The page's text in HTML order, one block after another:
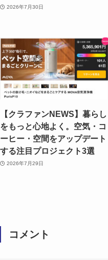
2026年7月30日
【クラファンNEWS】暮らし
をもっと心地よく。空気・コ
ーヒー・空間をアップデート
する注目プロジェクト3選
2026年7月29日
コメント